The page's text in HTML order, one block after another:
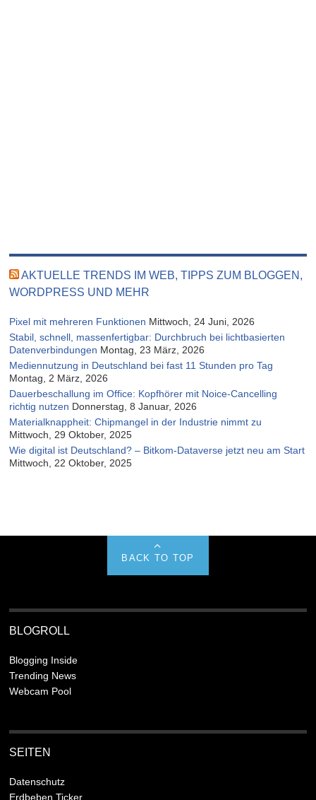
AKTUELLE TRENDS IM WEB, TIPPS ZUM BLOGGEN,
WORDPRESS UND MEHR
Pixel mit mehreren Funktionen Mittwoch, 24 Juni, 2026
Stabil, schnell, massenfertigbar: Durchbruch bei lichtbasierten
Datenverbindungen Montag, 23 März, 2026
Mediennutzung in Deutschland bei fast 11 Stunden pro Tag
Montag, 2 März, 2026
Dauerbeschallung im Office: Kopfhörer mit Noice-Cancelling
richtig nutzen Donnerstag, 8 Januar, 2026
Materialknappheit: Chipmangel in der Industrie nimmt zu
Mittwoch, 29 Oktober, 2025
Wie digital ist Deutschland? – Bitkom-Dataverse jetzt neu am Start
Mittwoch, 22 Oktober, 2025
BACK TO TOP
BLOGROLL
Blogging Inside
Trending News
Webcam Pool
SEITEN
Datenschutz
Erdbeben Ticker